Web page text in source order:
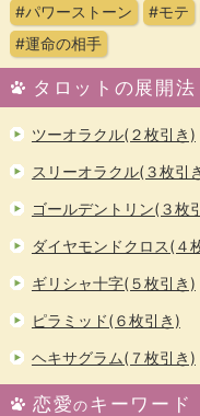
#パワーストーン
#モテ
#運命の相手
タロットの展開法
ツーオラクル(２枚引き)
スリーオラクル(３枚引
ゴールデントリン(３枚
ダイヤモンドクロス(４
ギリシャ十字(５枚引き)
ピラミッド(６枚引き)
ヘキサグラム(７枚引き)
恋愛のキーワード